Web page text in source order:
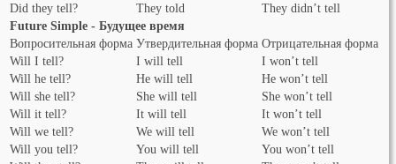
Did they tell?
They told
They didn’t tell
Future Simple - Будущее время
Вопросительная форма Утвердительная форма Отрицательная форма
Will I tell?
I will tell
I won’t tell
Will he tell?
He will tell
He won’t tell
Will she tell?
She will tell
She won’t tell
Will it tell?
It will tell
It won’t tell
Will we tell?
We will tell
We won’t tell
Will you tell?
You will tell
You won’t tell